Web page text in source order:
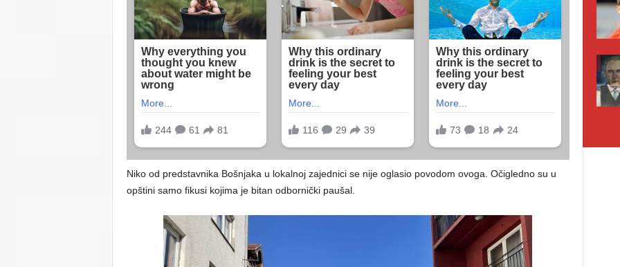
Niko od predstavnika Bošnjaka u lokalnoj zajednici se nije oglasio povodom ovoga. Očigledno su u
opštini samo fikusi kojima je bitan odbornički paušal.